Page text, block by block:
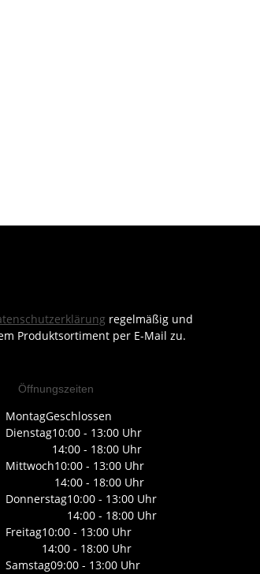
regelmäßig und
Produktsortiment per E-Mail zu.
Öffnungszeiten
MontagGeschlossen
Dienstag10:00 - 13:00 Uhr
14:00 - 18:00 Uhr
Mittwoch10:00 - 13:00 Uhr
14:00 - 18:00 Uhr
Donnerstag10:00 - 13:00 Uhr
14:00 - 18:00 Uhr
Freitag10:00 - 13:00 Uhr
14:00 - 18:00 Uhr
Samstag09:00 - 13:00 Uhr